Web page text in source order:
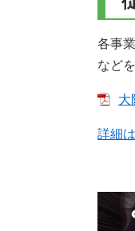
各事
など
大
詳細